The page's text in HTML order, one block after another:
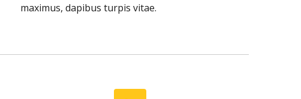
maximus, dapibus turpis vitae.